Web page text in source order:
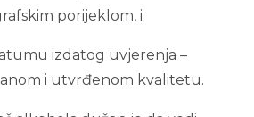
porijeklom, i
izdatog uvjerenja –
i utvrđenom kvalitetu.